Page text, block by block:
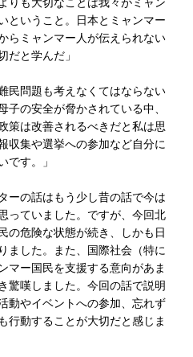
ということ。日本とミャンマー
らミャンマー人が伝えられない
だと学んだ」
民問題も考えなくてはならない
子の安全が脅かされている中、
策は改善されるべきだと私は思
収集や選挙への参加など自分に
です。」
ーの話はもう少し昔の話で今は
っていました。ですが、今回北
の危険な状態が続き、しかも日
ました。また、国際社会（特に
マー国民を支援する意向があま
驚嘆しました。今回の話で説明
動やイベントへの参加、忘れず
行動することが大切だと感じま